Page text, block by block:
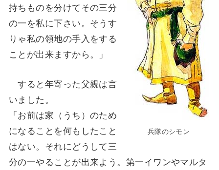
兵隊のシモン
持ちものを分けてその三分
の一を私に下さい。そうす
りゃ私の領地の手入をする
ことが出来ますから。」
すると年寄った父親は言
いました。
「お前は家（うち）のため
になることを何もしたこと
はない。それにどうして三
分の一やることが出来よう。第一イワンやマルタ